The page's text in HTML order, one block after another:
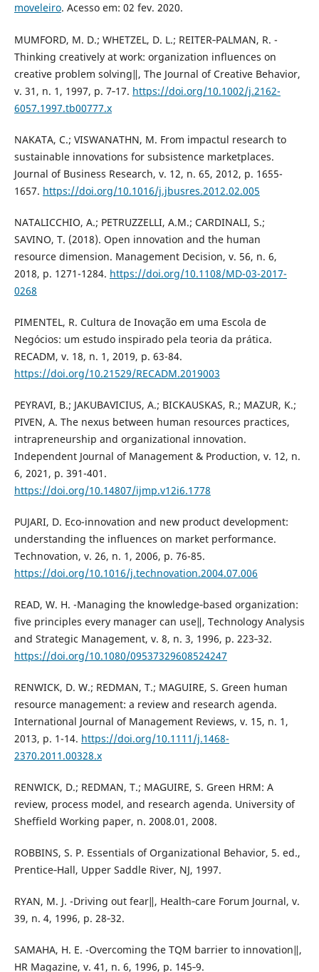
moveleiro. Acesso em: 02 fev. 2020.
MUMFORD, M. D.; WHETZEL, D. L.; REITER‐PALMAN, R. -
Thinking creatively at work: organization influences on
creative problem solving‖, The Journal of Creative Behavior,
v. 31, n. 1, 1997, p. 7‐17. https://doi.org/10.1002/j.2162-
6057.1997.tb00777.x
NAKATA, C.; VISWANATHN, M. From impactul research to
sustainable innovations for subsistence marketplaces.
Journal of Business Research, v. 12, n. 65, 2012, p. 1655-
1657. https://doi.org/10.1016/j.jbusres.2012.02.005
NATALICCHIO, A.; PETRUZZELLI, A.M.; CARDINALI, S.;
SAVINO, T. (2018). Open innovation and the human
resource dimension. Management Decision, v. 56, n. 6,
2018, p. 1271-1284. https://doi.org/10.1108/MD-03-2017-
0268
PIMENTEL, R. Cultura de Inovação em uma Escola de
Negócios: um estudo inspirado pela teoria da prática.
RECADM, v. 18, n. 1, 2019, p. 63-84.
https://doi.org/10.21529/RECADM.2019003
PEYRAVI, B.; JAKUBAVICIUS, A.; BICKAUSKAS, R.; MAZUR, K.;
PIVEN, A. The nexus between human resources practices,
intrapreneurship and organizational innovation.
Independent Journal of Management & Production, v. 12, n.
6, 2021, p. 391-401.
https://doi.org/10.14807/ijmp.v12i6.1778
PUJARI, D. Eco-innovation and new product development:
understanding the influences on market performance.
Technovation, v. 26, n. 1, 2006, p. 76-85.
https://doi.org/10.1016/j.technovation.2004.07.006
READ, W. H. -Managing the knowledge‐based organization:
five principles every manager can use‖, Technology Analysis
and Strategic Management, v. 8, n. 3, 1996, p. 223‐32.
https://doi.org/10.1080/09537329608524247
RENWICK, D. W.; REDMAN, T.; MAGUIRE, S. Green human
resource management: a review and research agenda.
International Journal of Management Reviews, v. 15, n. 1,
2013, p. 1-14. https://doi.org/10.1111/j.1468-
2370.2011.00328.x
RENWICK, D.; REDMAN, T.; MAGUIRE, S. Green HRM: A
review, process model, and research agenda. University of
Sheffield Working paper, n. 2008.01, 2008.
ROBBINS, S. P. Essentials of Organizational Behavior, 5. ed.,
Prentice‐Hall, Upper Saddle River, NJ, 1997.
RYAN, M. J. -Driving out fear‖, Health‐care Forum Journal, v.
39, n. 4, 1996, p. 28‐32.
SAMAHA, H. E. -Overcoming the TQM barrier to innovation‖,
HR Magazine, v. 41, n. 6, 1996, p. 145‐9.